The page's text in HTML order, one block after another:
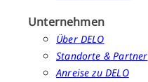
Unternehmen
Über DELO
Standorte & Partner
Anreise zu DELO